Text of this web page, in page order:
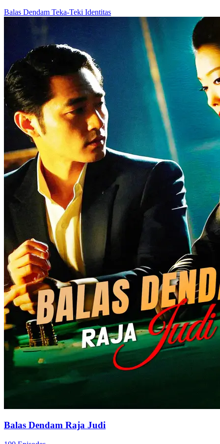
Balas Dendam Teka-Teki Identitas
Balas Dendam Raja Judi